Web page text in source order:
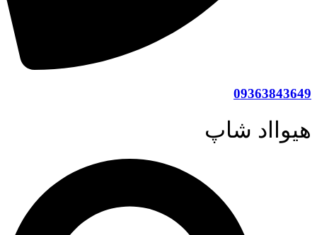
09363843649
هیوااد شاپ